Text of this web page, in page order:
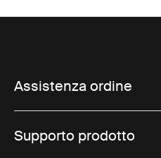
Assistenza ordine
Supporto prodotto